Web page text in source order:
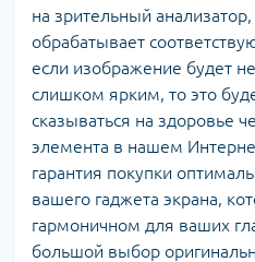
на зрительный
обрабатывает
если изображение будет
слишком ярким, то это
сказываться на здоровье
элемента в нашем
гарантия покупки
вашего гаджета экрана,
гармоничном для ваших
большой выбор